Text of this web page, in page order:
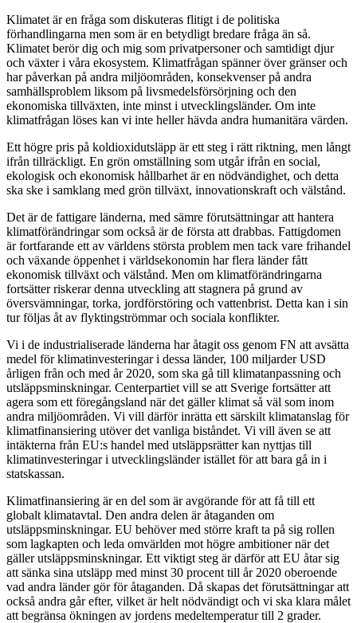
Klimatet är en fråga som diskuteras flitigt i de politiska
förhandlingarna men som är en betydligt bredare fråga än så.
Klimatet berör dig och mig som privatpersoner och samtidigt djur
och växter i våra ekosystem. Klimatfrågan spänner över gränser och
har påverkan på andra miljöområden, konsekvenser på andra
samhällsproblem liksom på livsmedelsförsörjning och den
ekonomiska tillväxten, inte minst i utvecklingsländer. Om inte
klimatfrågan löses kan vi inte heller hävda andra humanitära värden.
Ett högre pris på koldioxidutsläpp är ett steg i rätt riktning, men långt
ifrån tillräckligt. En grön omställning som utgår ifrån en social,
ekologisk och ekonomisk hållbarhet är en nödvändighet, och detta
ska ske i samklang med grön tillväxt, innovationskraft och välstånd.
Det är de fattigare länderna, med sämre förutsättningar att hantera
klimatförändringar som också är de första att drabbas. Fattigdomen
är fortfarande ett av världens största problem men tack vare frihandel
och växande öppenhet i världsekonomin har flera länder fått
ekonomisk tillväxt och välstånd. Men om klimatförändringarna
fortsätter riskerar denna utveckling att stagnera på grund av
översvämningar, torka, jordförstöring och vattenbrist. Detta kan i sin
tur följas åt av flyktingströmmar och sociala konflikter.
Vi i de industrialiserade länderna har åtagit oss genom FN att avsätta
medel för klimatinvesteringar i dessa länder, 100 miljarder USD
årligen från och med år 2020, som ska gå till klimatanpassning och
utsläppsminskningar. Centerpartiet vill se att Sverige fortsätter att
agera som ett föregångsland när det gäller klimat så väl som inom
andra miljöområden. Vi vill därför inrätta ett särskilt klimatanslag för
klimatfinansiering utöver det vanliga biståndet. Vi vill även se att
intäkterna från EU:s handel med utsläppsrätter kan nyttjas till
klimatinvesteringar i utvecklingsländer istället för att bara gå in i
statskassan.
Klimatfinansiering är en del som är avgörande för att få till ett
globalt klimatavtal. Den andra delen är åtaganden om
utsläppsminskningar. EU behöver med större kraft ta på sig rollen
som lagkapten och leda omvärlden mot högre ambitioner när det
gäller utsläppsminskningar. Ett viktigt steg är därför att EU åtar sig
att sänka sina utsläpp med minst 30 procent till år 2020 oberoende
vad andra länder gör för åtaganden. Då skapas det förutsättningar att
också andra går efter, vilket är helt nödvändigt och vi ska klara målet
att begränsa ökningen av jordens medeltemperatur till 2 grader.